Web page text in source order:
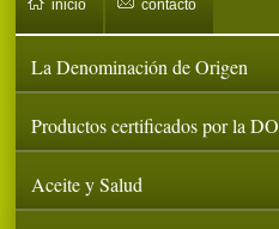
inicio contacto
La Denominación de Origen
Productos certificados por la DO
Aceite y Salud